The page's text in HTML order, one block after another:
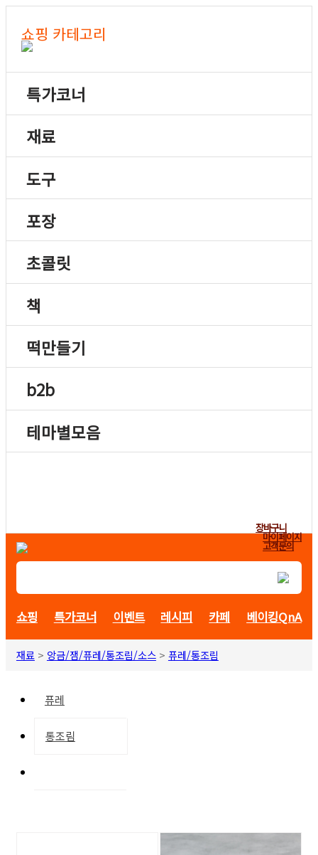
쇼핑 카테고리
특가코너
재료
도구
포장
초콜릿
책
떡만들기
b2b
테마별모음
장바구니
마이페이지
고객문의
쇼핑 특가코너 이벤트 레시피 카페 베이킹QnA
재료> 앙금/잼/퓨레/통조림/소스> 퓨레/통조림
퓨레
통조림